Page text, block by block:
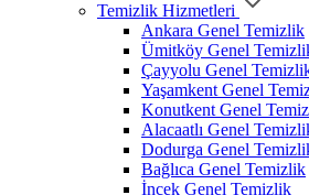
Temizlik Hizmetleri
Ankara Genel Temizlik
Ümitköy Genel
Çayyolu Genel
Yaşamkent Genel
Konutkent Genel
Alacaatlı Genel
Dodurga Genel
Bağlıca Genel Temizlik
İncek Genel Temizlik